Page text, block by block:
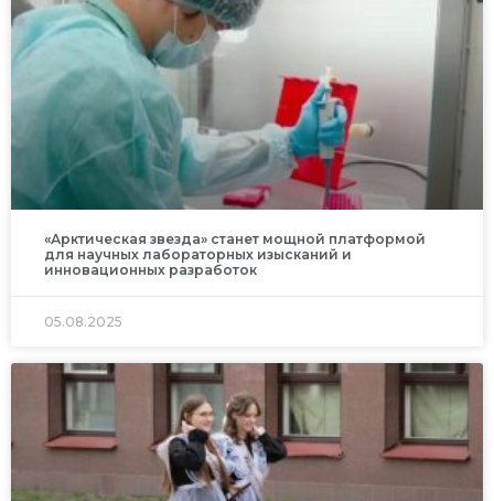
«Арктическая звезда» станет мощной платформой
для научных лабораторных изысканий и
инновационных разработок
05.08.2025